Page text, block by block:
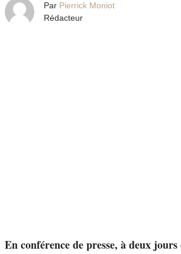
Par Pierrick Moniot
Rédacteur
En conférence de presse, à deux